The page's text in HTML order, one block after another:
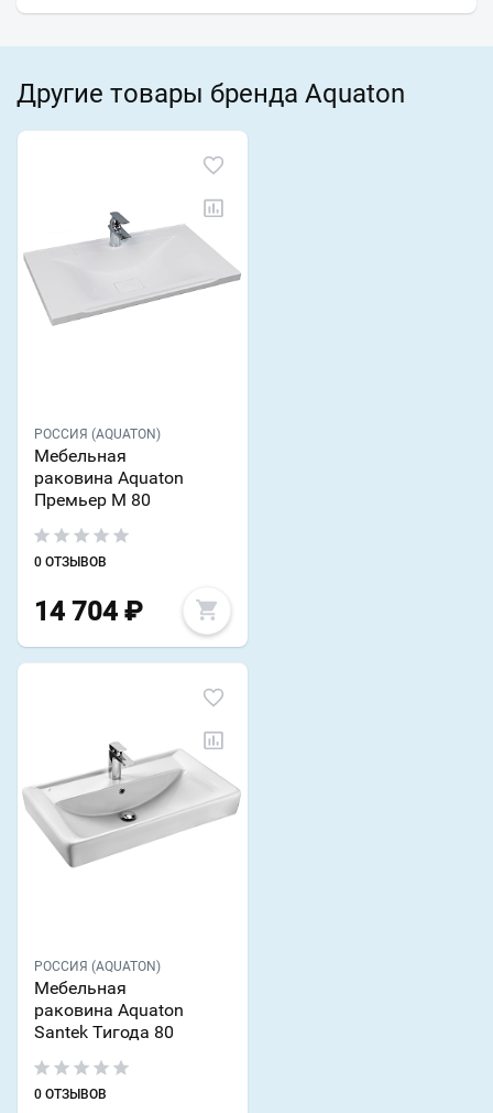
Другие товары бренда Aquaton
РОССИЯ (AQUATON)
Мебельная
раковина Aquaton
Премьер М 80
0 ОТЗЫВОВ
14 704 ₽
РОССИЯ (AQUATON)
Мебельная
раковина Aquaton
Santek Тигода 80
0 ОТЗЫВОВ